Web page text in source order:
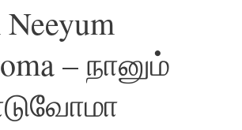
– நானும்